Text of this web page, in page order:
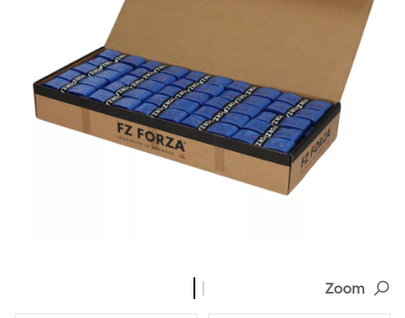
Zoom